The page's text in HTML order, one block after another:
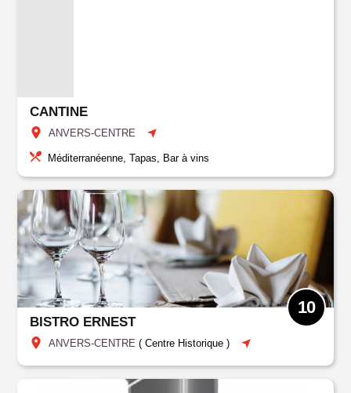
CANTINE
ANVERS-CENTRE
Méditerranéenne, Tapas, Bar à vins
BISTRO ERNEST
ANVERS-CENTRE (Centre Historique )
10